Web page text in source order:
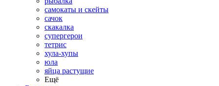
самокаты и скейты
сачок
скакалка
супергерои
тетрис
хула-хупы
юла
яйца растущие
Ещё